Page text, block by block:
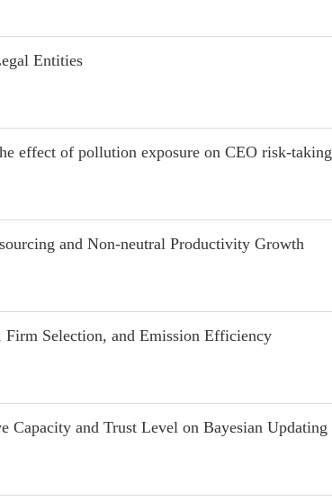
Entities
effect of pollution exposure on CEO risk-taking
and Non-neutral Productivity Growth
Firm Selection, and Emission Efficiency
Capacity and Trust Level on Bayesian Updating